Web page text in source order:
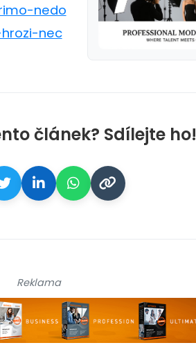
nedo
nec
článek? Sdílejte ho!
Reklama